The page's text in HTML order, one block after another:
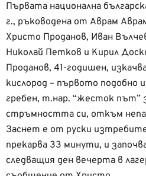
Първата национална
г., ръководена от Аврам
Христо Проданов, Иван
Николай Петков и Кирил
Проданов, 41-годишен,
кислород – първото подобно
гребен, т.нар. “жесток път”
стръмността си, откъм
Заснет е от руски
прекарва 33 минути, и
следващия ден вечерта в